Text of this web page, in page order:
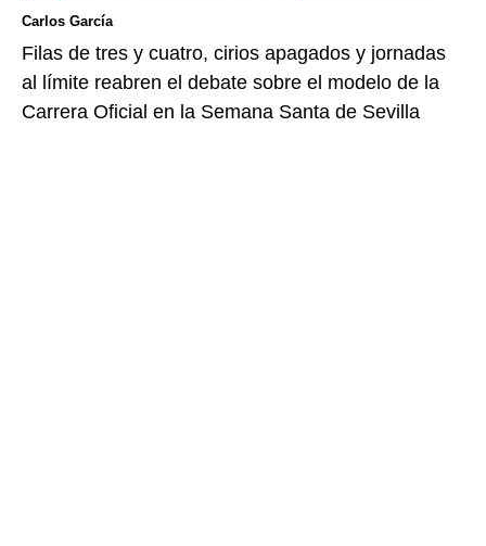
Carlos García
Filas de tres y cuatro, cirios apagados y jornadas
al límite reabren el debate sobre el modelo de la
Carrera Oficial en la Semana Santa de Sevilla